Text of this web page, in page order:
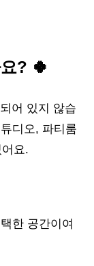
? 🍀
어 있지 않습
디오, 파티룸
요.
한 공간이여